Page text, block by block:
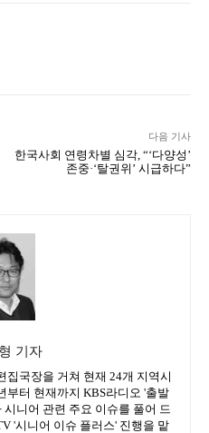
다음 기사
한국사회 연령차별 심각, “‘다양성’
존중·‘탈권위’ 시급하다”
기자
집국장을 거쳐 현재 24개 지역시
부터 현재까지 KBS라디오 '출발
니어 관련 주요 이슈를 풀어 드
'시니어 이슈 플러스' 진행을 맡